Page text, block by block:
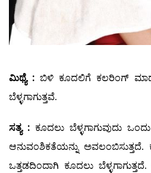
ಮಿಥ್ಯೆ: ಬಿಳಿ ಕೂದಲಿಗೆ ಕಲರಿಂಗ್‌
ಬೆಳ್ಳಗಾಗುತ್ತವೆ.
ಸತ್ಯ: ಕೂದಲು ಬೆಳ್ಳಗಾಗುವುದು
ಆನುವಂಶಿಕತೆಯನ್ನು
ಒತ್ತಡದಿಂದಾಗಿ ಕೂದಲು